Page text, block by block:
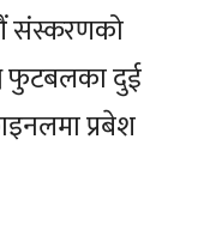
संस्करणको
फुटबलका दुई
प्रबेश